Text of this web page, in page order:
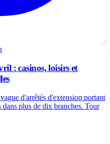
: casinos, loisirs et
d'arrêtés d'extension portant
plus de dix branches. Tour